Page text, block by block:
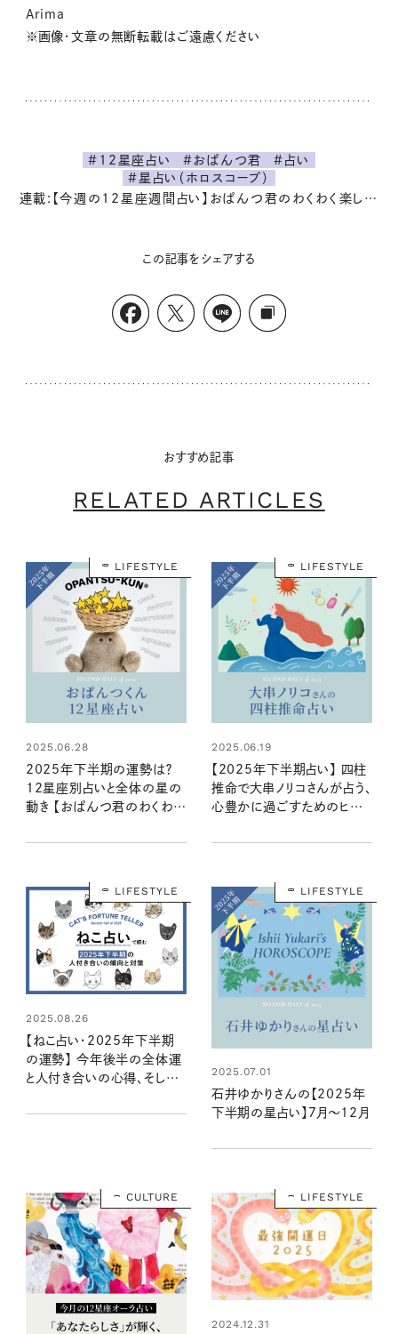
Arima
※画像・文章の無断転載はご遠慮ください
#12星座占い #おぱんつ君
#占い
#星占い（ホロスコープ）
連載:【今週の12星座週間占い】おぱんつ君のわくわく楽しい一週間占い
この記事をシェアする
おすすめ記事
RELATED ARTICLES
LIFESTYLE
2025.06.28
2025年下半期の運勢は？
12星座別占いと全体の星の
動き 【おぱんつ君のわくわく
LIFESTYLE
2025.06.19
【2025年下半期占い】 四柱
推命で大串ノリコさんが占う、
心豊かに過ごすためのヒント
LIFESTYLE
2025.08.26
【ねこ占い・2025年下半期
の運勢】 今年後半の全体運
と人付き合いの心得、そして
LIFESTYLE
2025.07.01
石井ゆかりさんの【2025年
下半期の星占い】7月～12月
CULTURE LIFESTYLE
2024.12.31